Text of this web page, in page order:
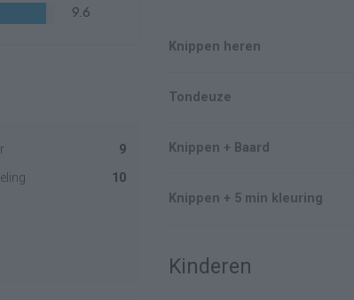
9.6
9
10
Knippen heren
Tondeuze
Knippen + Baard
Knippen + 5 min kleuring
Kinderen